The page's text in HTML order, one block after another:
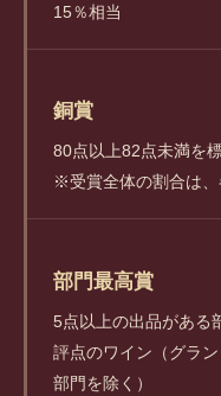
15％相当
銅賞
80点以上82点未満を
※受賞全体の割合は
部門最高賞
5点以上の出品がある
評点のワイン（グラ
部門を除く）